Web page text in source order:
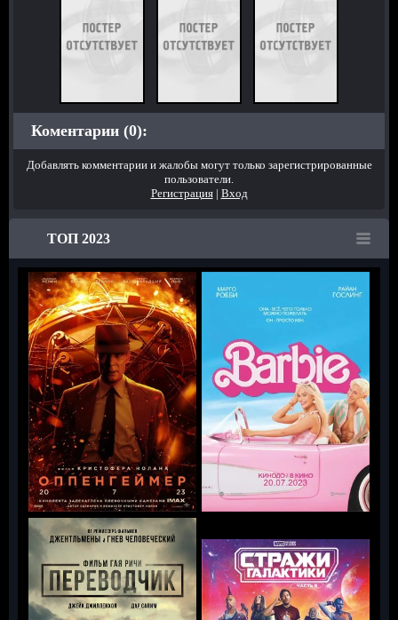
Коментарии (0):
Добавлять комментарии и жалобы могут только зарегистрированные
пользователи.
Регистрация| Вход
ТОП 2023